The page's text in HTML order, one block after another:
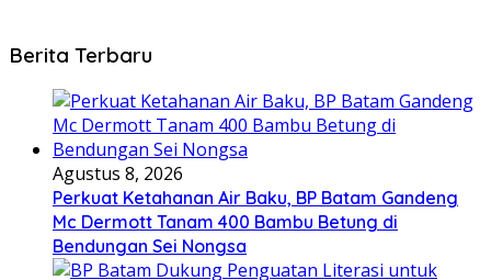
Berita Terbaru
Agustus 8, 2026
Perkuat Ketahanan Air Baku, BP Batam Gandeng
Mc Dermott Tanam 400 Bambu Betung di
Bendungan Sei Nongsa